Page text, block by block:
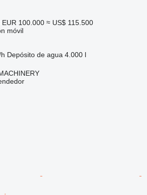
EUR 100.000 ≈ US$ 115.500
móvil
Depósito de agua 4.000 l